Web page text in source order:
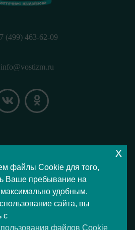
(499) 463-62-09
info@vostizm.ru
Эл № ФС77-73364 от 24.07.2018 г.
округа Восточное Измайлово.
файлы Cookie для того,
Ваше пребывание на
удобным.
сайта, вы
с
файлов Cookie
x